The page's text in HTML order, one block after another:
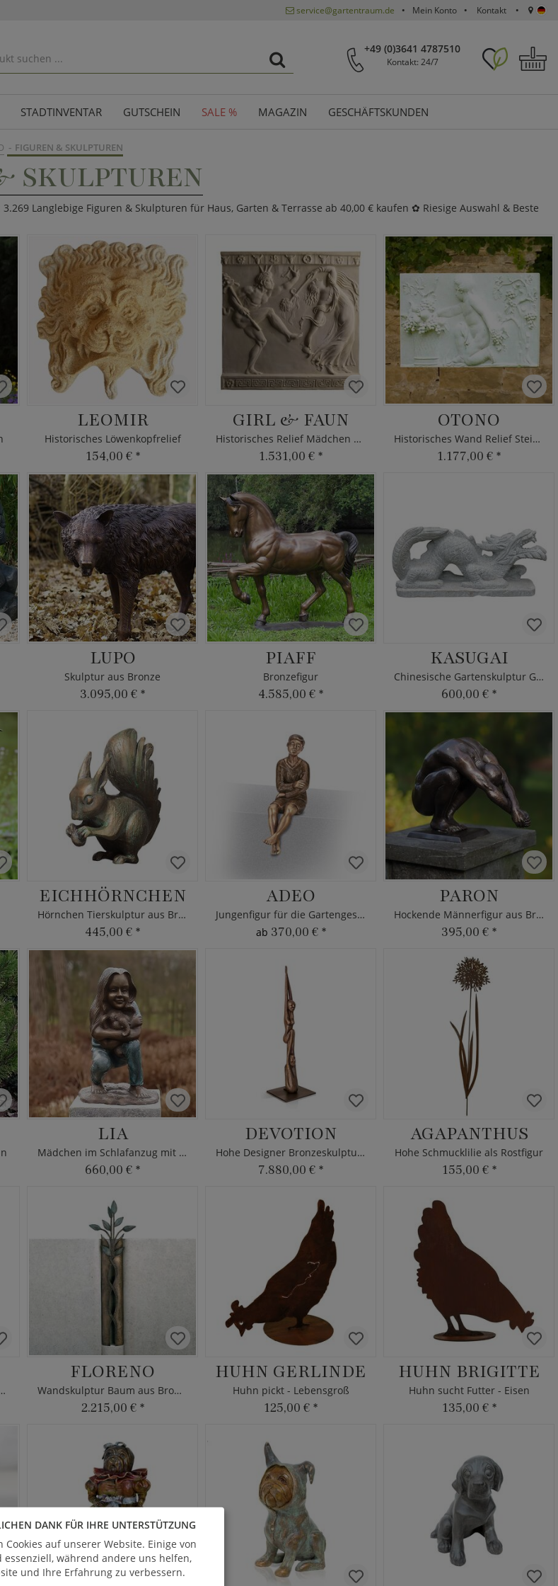
service@gartentraum.de Mein Konto Kontakt
+49 (0)3641 4787510
Kontakt: 24/7
STADTINVENTAR GUTSCHEIN SALE % MAGAZIN GESCHÄFTSKUNDEN
FIGUREN & SKULPTUREN
SKULPTUREN
Langlebige Figuren & Skulpturen für Haus, Garten & Terrasse ab 40,00 € kaufen ✿ Riesige Auswahl & Beste
LEOMIR
Historisches Löwenkopfrelief
154,00 € *
GIRL & FAUN
Historisches Relief Mädchen & Faun
1.531,00 € *
OTONO
Historisches Wand Relief Steinguss Herbst
1.177,00 € *
LUPO
Skulptur aus Bronze
3.095,00 € *
PIAFF
Bronzefigur
4.585,00 € *
KASUGAI
Chinesische Gartenskulptur Glücksdrache aus Naturstein
600,00 € *
EICHHÖRNCHEN
Hörnchen Tierskulptur aus Bronze
445,00 € *
ADEO
Jungenfigur für die Gartengestaltung
ab 370,00 € *
PARON
Hockende Männerfigur aus Bronze
395,00 € *
LIA
Mädchen im Schlafanzug mit Teddy
660,00 € *
DEVOTION
Hohe Designer Bronzeskulptur - limitiert
7.880,00 € *
AGAPANTHUS
Hohe Schmucklilie als Rostfigur
155,00 € *
aus Bronzeguss
FLORENO
Wandskulptur Baum aus Bronze
2.215,00 € *
HUHN GERLINDE
Huhn pickt - Lebensgroß
125,00 € *
HUHN BRIGITTE
Huhn sucht Futter - Eisen
135,00 € *
DANK FÜR IHRE UNTERSTÜTZUNG
Cookies auf unserer Website. Einige von
essenziell, während andere uns helfen,
und Ihre Erfahrung zu verbessern.